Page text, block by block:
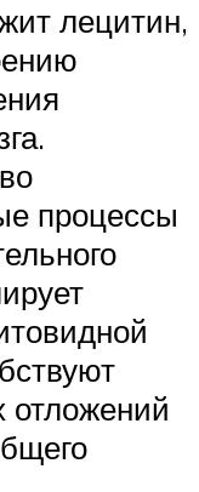
лецитин,
процессы